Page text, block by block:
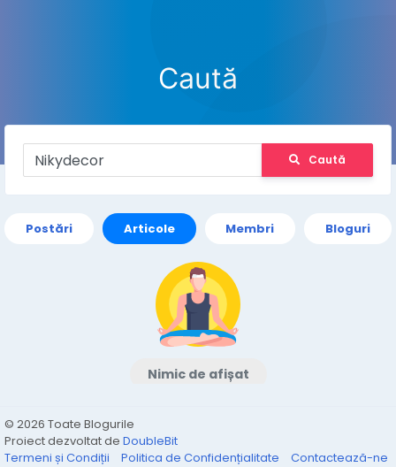
Caută
Caută
Postări Articole Membri Bloguri
Nimic de afișat
© 2026 Toate Blogurile
Proiect dezvoltat de DoubleBit
Termeni și Condiții
Politica de Confidențialitate Contactează-ne